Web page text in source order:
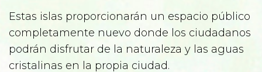
Estas islas proporcionarán un espacio público
completamente nuevo donde los ciudadanos
podrán disfrutar de la naturaleza y las aguas
cristalinas en la propia ciudad.